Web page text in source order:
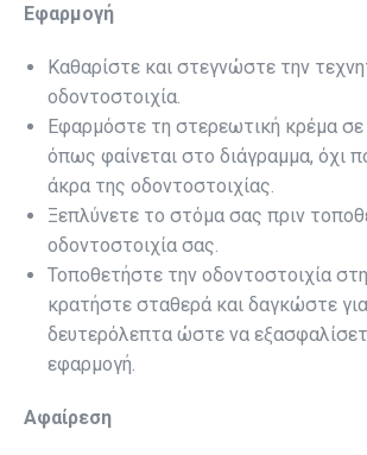
Εφαρμογή
Καθαρίστε και στεγνώστε την
οδοντοστοιχία.
Εφαρμόστε τη στερεωτική κρέμα σε
όπως φαίνεται στο διάγραμμα, όχι
άκρα της οδοντοστοιχίας.
Ξεπλύνετε το στόμα σας πριν
οδοντοστοιχία σας.
Τοποθετήστε την οδοντοστοιχία
κρατήστε σταθερά και δαγκώστε
δευτερόλεπτα ώστε να
εφαρμογή.
Αφαίρεση